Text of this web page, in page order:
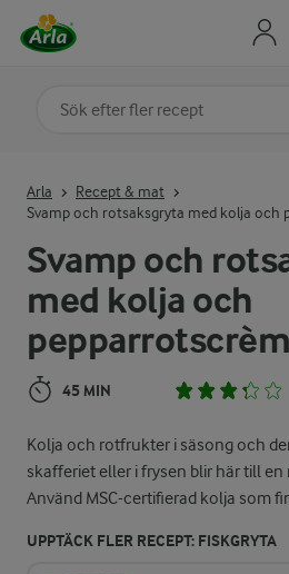
Svamp och
med kolja och
45 MIN
Kolja och rotfrukter i säsong och
skafferiet eller i frysen blir här till
Använd MSC-certifierad kolja som
UPPTÄCK FLER RECEPT: FISKGRYTA
Arla
Recept & mat
Svamp och rotsaksgryta med kolja och
Sök på kategori eller ingrediens